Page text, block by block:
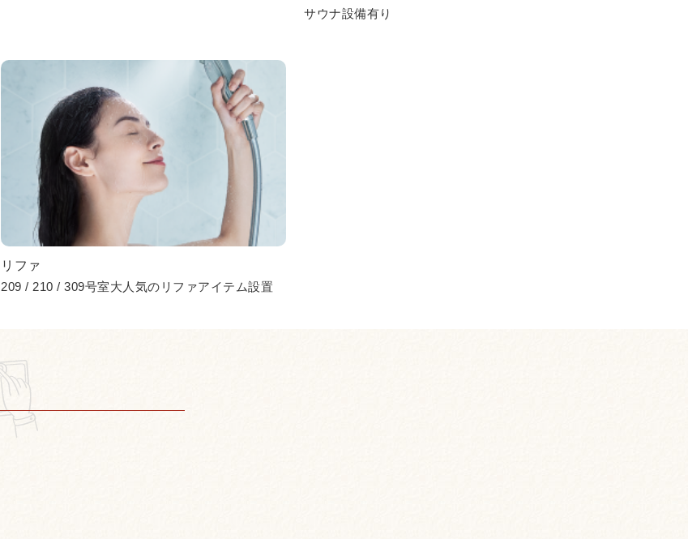
サウナ設備有り
リファ
209 / 210 / 309号室大人気のリファアイテム設置